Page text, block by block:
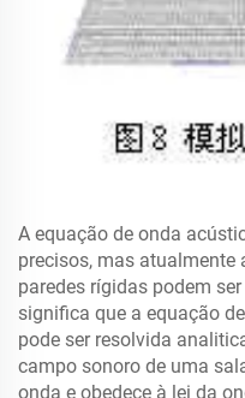
A equação de onda
precisos, mas atualmente
paredes rígidas podem
significa que a equação
pode ser resolvida
campo sonoro de uma
onda e obedece à lei da